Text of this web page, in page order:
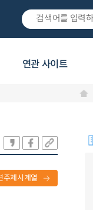
연관 사이트
주제시계열